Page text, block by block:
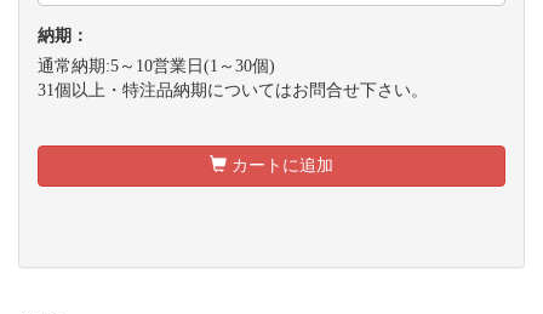
納期：
通常納期:5～10営業日(1～30個)
31個以上・特注品納期についてはお問合せ下さい。
カートに追加